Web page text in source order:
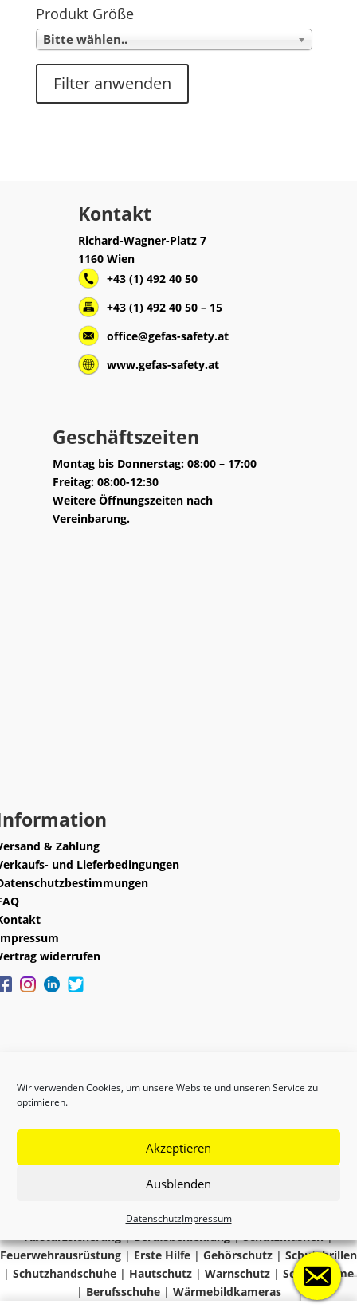
Wir verwenden Cookies, um unsere Website und unseren Service zu
optimieren.
Akzeptieren
Ausblenden
DatenschutzImpressum
Produkt Größe
Bitte wählen..
Filter anwenden
Kontakt
Richard-Wagner-Platz 7
1160 Wien
+43 (1) 492 40 50
+43 (1) 492 40 50 – 15
office@gefas-safety.at
www.gefas-safety.at
Geschäftszeiten
Montag bis Donnerstag: 08:00 – 17:00
Freitag: 08:00-12:30
Weitere Öffnungszeiten nach
Vereinbarung.
& Zahlung
und Lieferbedingungen
widerrufen
Absturzsicherung|Berufsbekleidung|Schutzmasken|
Feuerwehrausrüstung | Erste Hilfe | Gehörschutz | Schutzbrillen
| Schutzhandschuhe | Hautschutz | Warnschutz | Schutzhelme
| Berufsschuhe| Wärmebildkameras